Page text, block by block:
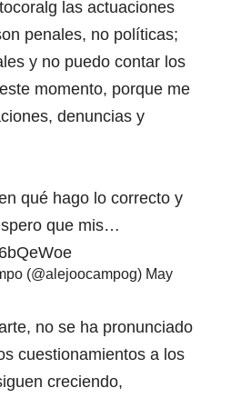
las actuaciones
penales, no políticas;
y no puedo contar los
momento, porque me
denuncias y
qué hago lo correcto y
que mis…
(@alejoocampog) May
no se ha pronunciado
cuestionamientos a los
creciendo,